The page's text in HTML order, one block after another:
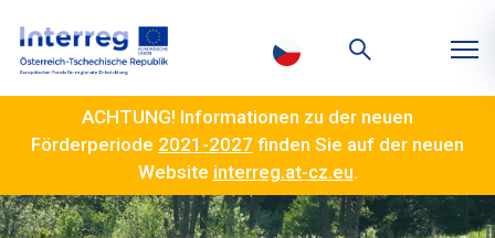
ACHTUNG! Informationen zu der neuen
Förderperiode 2021-2027 finden Sie auf der neuen
Website interreg.at-cz.eu.